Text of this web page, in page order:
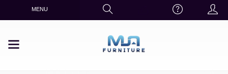
MENU